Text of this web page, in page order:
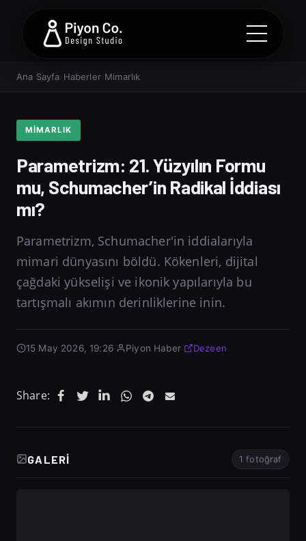
Ana Sayfa Haberler› Mimarlık
MIMARLIK
Parametrizm: 21. Yüzyılın Formu
mu, Schumacher’in Radikal İddiası
mı?
Parametrizm, Schumacher'in iddialarıyla
mimari dünyasını böldü. Kökenleri, dijital
çağdaki yükselişi ve ikonik yapılarıyla bu
tartışmalı akımın derinliklerine inin.
15 May 2026, 19:26· Piyon Haber· Dezeen
Share:
GALERI 1 fotoğraf